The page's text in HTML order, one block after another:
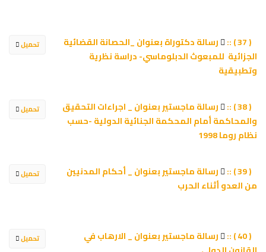
تحميل
رسالة دكتوراة بعنوان _الحصانة القضائية
الجزائية للمبعوث الدبلوماسي- دراسة نظرية
وتطبيقية
تحميل
رسالة ماجستير بعنوان _ اجراءات التحقيق
والمحاكمة أمام المحكمة الجنائية الدولية -حسب
نظام روما 1998
تحميل
رسالة ماجستير بعنوان _ أحكام المدنيين
من العدو أثناء الحرب
تحميل
رسالة ماجستير بعنوان _ الارهاب في